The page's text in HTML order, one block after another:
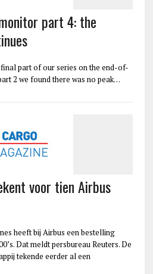
part 4: the
part of our series on the end-of-
2 we found there was no peak…
voor tien Airbus
heeft bij Airbus een bestelling
Dat meldt persbureau Reuters. De
tekende eerder al een